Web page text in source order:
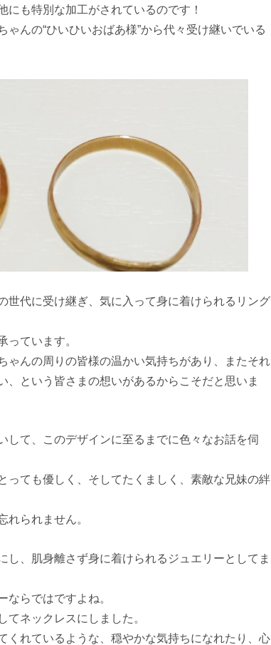
も特別な加工がされているのです！
んの“ひいひいおばあ様”から代々受け継いでいる
世代に受け継ぎ、気に入って身に着けられるリング
ています。
ゃんの周りの皆様の温かい気持ちがあり、またそれ
という皆さまの想いがあるからこそだと思いま
して、このデザインに至るまでに色々なお話を伺
っても優しく、そしてたくましく、素敵な兄妹の絆
れられません。
、肌身離さず身に着けられるジュエリーとしてま
らではですよね。
ネックレスにしました。
くれているような、穏やかな気持ちになれたり、心